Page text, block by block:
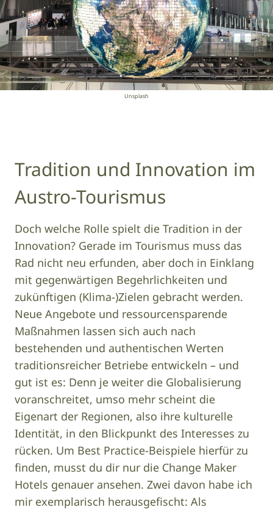
Unsplash
Tradition und Innovation im
Austro-Tourismus
Doch welche Rolle spielt die Tradition in der
Innovation? Gerade im Tourismus muss das
Rad nicht neu erfunden, aber doch in Einklang
mit gegenwärtigen Begehrlichkeiten und
zukünftigen (Klima-)Zielen gebracht werden.
Neue Angebote und ressourcensparende
Maßnahmen lassen sich auch nach
bestehenden und authentischen Werten
traditionsreicher Betriebe entwickeln – und
gut ist es: Denn je weiter die Globalisierung
voranschreitet, umso mehr scheint die
Eigenart der Regionen, also ihre kulturelle
Identität, in den Blickpunkt des Interesses zu
rücken. Um Best Practice-Beispiele hierfür zu
finden, musst du dir nur die Change Maker
Hotels genauer ansehen. Zwei davon habe ich
mir exemplarisch herausgefischt: Als